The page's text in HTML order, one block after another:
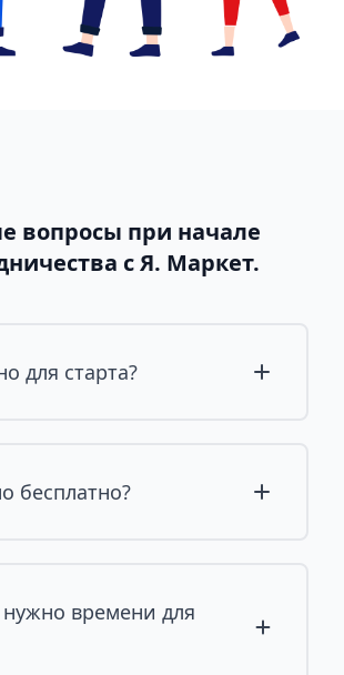
вопросы при начале
с Я. Маркет.
для старта?
бесплатно?
времени для